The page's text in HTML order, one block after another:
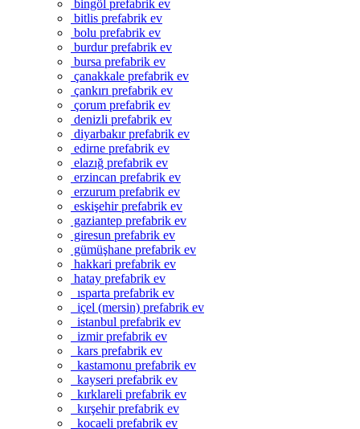
bingöl prefabrik ev
bitlis prefabrik ev
bolu prefabrik ev
burdur prefabrik ev
bursa prefabrik ev
çanakkale prefabrik ev
çankırı prefabrik ev
çorum prefabrik ev
denizli prefabrik ev
diyarbakır prefabrik ev
edirne prefabrik ev
elazığ prefabrik ev
erzincan prefabrik ev
erzurum prefabrik ev
eskişehir prefabrik ev
gaziantep prefabrik ev
giresun prefabrik ev
gümüşhane prefabrik ev
hakkari prefabrik ev
hatay prefabrik ev
ısparta prefabrik ev
içel (mersin) prefabrik ev
istanbul prefabrik ev
izmir prefabrik ev
kars prefabrik ev
kastamonu prefabrik ev
kayseri prefabrik ev
kırklareli prefabrik ev
kırşehir prefabrik ev
kocaeli prefabrik ev